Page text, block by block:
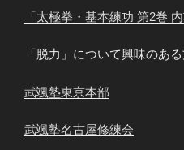
「太極拳・基本練功 第2巻
「脱力」について興味のあ
武颯塾東京本部
武颯塾名古屋修練会